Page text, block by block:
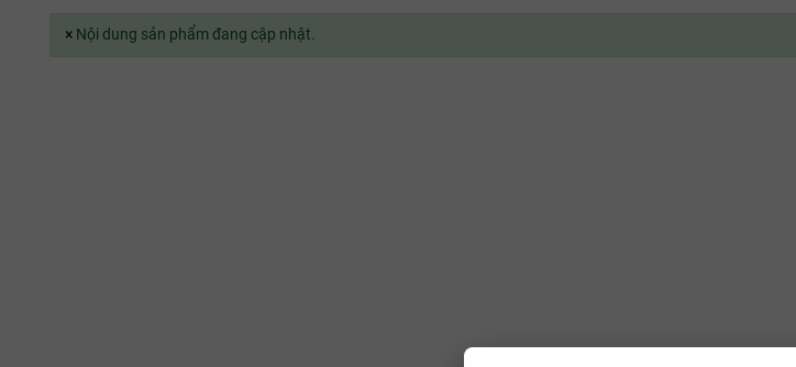
×Nội dung sản phẩm đang cập nhật.